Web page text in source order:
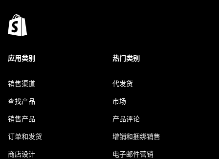
应用类别
销售渠道
查找产品
销售产品
订单和发货
商店设计
热门类别
代发货
市场
产品评论
增销和捆绑销售
电子邮件营销